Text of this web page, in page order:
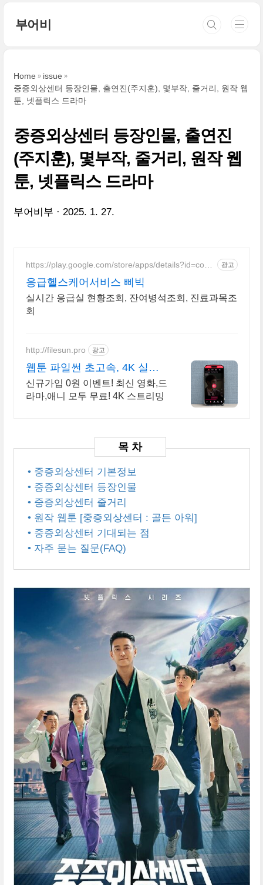
부어비
Home
issue
중증외상센터 등장인물, 출연진(주지훈), 몇부작, 줄거리, 원작 웹
툰, 넷플릭스 드라마
중증외상센터 등장인물, 출연진
(주지훈), 몇부작, 줄거리, 원작 웹
툰, 넷플릭스 드라마
부어비부 2025. 1. 27.
https://play.google.com/store/apps/details?id=com.
광고
응급헬스케어서비스 삐빅
실시간 응급실 현황조회, 잔여병석조회, 진료과목조
회
http://filesun.pro 광고
웹툰 파일썬 초고속, 4K 실시
간 보기!
신규가입 0원 이벤트! 최신 영화,드
라마,애니 모두 무료! 4K 스트리밍
• 중증외상센터 기본정보
• 중증외상센터 등장인물
• 중증외상센터 줄거리
• 원작 웹툰 [중증외상센터 : 골든 아워]
• 중증외상센터 기대되는 점
• 자주 묻는 질문(FAQ)